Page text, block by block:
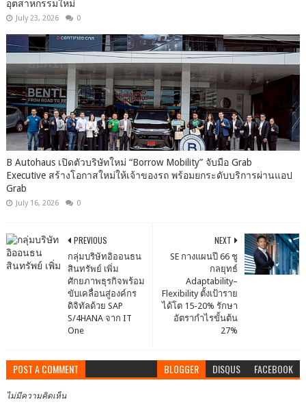
อุตสาหกรรมใหม่
July 23, 2026 0
B Autohaus เปิดตัวบริษัทใหม่ “Borrow Mobility” จับมือ Grab
Executive สร้างโอกาสใหม่ให้เจ้าของรถ พร้อมยกระดับบริการผ่านแอป
Grab
July 16, 2026 0
NEXT
SE กางแผนปี 66 ชู
กลยุทธ์
Adaptability–
Flexibility ตั้งเป้าราย
ได้โต 15-20% รักษา
อัตรากำไรขั้นต้น
27%
PREVIOUS
กลุ่มบริษัทอิออนธน
สินทรัพย์ เพิ่ม
ศักยภาพธุรกิจพร้อม
ขับเคลื่อนสู่องค์กร
ดิจิทัลด้วย SAP
S/4HANA จาก IT
One
POST A COMMENT BLOGGER DISQUS FACEBOOK
ไม่มีความคิดเห็น